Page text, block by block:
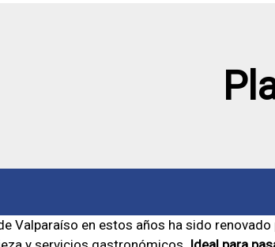
Valparaíso en estos años ha sido